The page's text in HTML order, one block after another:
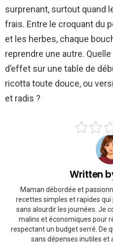
surprenant, surtout quand
frais. Entre le croquant du
et les herbes, chaque
reprendre une autre.
d’effet sur une table de
ricotta toute douce, ou
et radis ?
Written
Maman débordée et
recettes simples et rapides
sans alourdir les journées. Je
malins et économiques pour
respectant un budget serré. De
sans dépenses inutiles et